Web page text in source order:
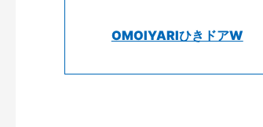
OMOIYARIひきドアW